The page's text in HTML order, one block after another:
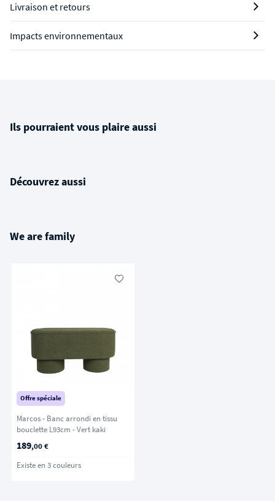
Livraison et retours
Impacts environnementaux
Ils pourraient vous plaire aussi
Découvrez aussi
We are family
Offre spéciale
Marcos - Banc arrondi en tissu
bouclette L93cm - Vert kaki
189,00 €
Existe en 3 couleurs